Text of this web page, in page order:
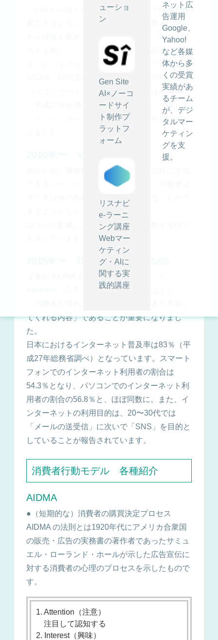
ューショ
ン
Gen Site
AI×ノーコ
ードサイ
ト制作プ
ラットフ
ォーム
リスナビ
e-ラーニ
ング講座
Webマー
ケティン
グ・AIに
関する実
践的講座
ネット広
告運用
Google、
Yahoo!
など各媒
体から多
くの受賞
実績があ
るチーム
が、デジ
タルマー
ケティン
グを支
援。
この頃から徐々にインターネット上で情報を検
索できるようになったことから、消費者は自分
から情報を探せるようになりました。商品を購
入する前に、「インターネットで商品を調べ
る」というプロセスが新たに加わっています。
AISAS、AISCEAS が発表された2005年には、
パソコンでのインターネット普及率は77.4％
（平成17年総務省調べ）となり、多くの人にと
って、インターネットは当たり前の存在に変わ
自分と同じ価値観を持った人たちと気軽に交流
できるソーシャルメディアの誕生で、消費者は
売り手以外の存在からでも商品を知ることがで
きるようになりました。
口コミの影響によって、消費者が行動する様子
2015年〜 DECAX、Dual AISAS
従来の AIDMA や AISAS モデルにあった
Attention（注意）は、単純な広告ではなく、
てくれる内容」であることが重要になりまし
た。
日本におけるインターネット普及率は83％（平
成27年総務省調べ）となっています。スマート
フォンでのインターネット利用者の割合は
54.3％となり、パソコンでのインターネット利
用者の割合の56.8％と、ほぼ同数に。また、イ
ンターネットの利用目的は、20〜30代では
「メールの送受信」に次いで「SNS」を目的と
していることが報告されています。
消費者行動モデル 各種紹介
AIDMA
●（短期的な）消費者の購買決定プロセス
AIDMA の法則とは1920年代にアメリカ合衆国
の販売・広告の実務書の著作者であったサミュ
エル・ローランド・ホールが示した広告宣伝に
対する消費者の心理のプロセスを示したもので
す。
1. Attention（注意）
注目して認知する
2. Interest（興味）